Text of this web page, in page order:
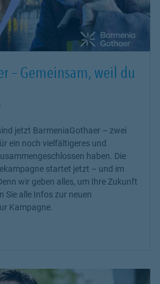
Absicherung für Ihren Weg zu
– Gemeinsam, weil du
jetzt BarmeniaGothaer – zwei
ein noch vielfältigeres und
haben. Die
startet jetzt – und im
wir geben alles, um Ihre Zukunft
Sie alle Infos zur neuen
Kampagne.
in New Tab